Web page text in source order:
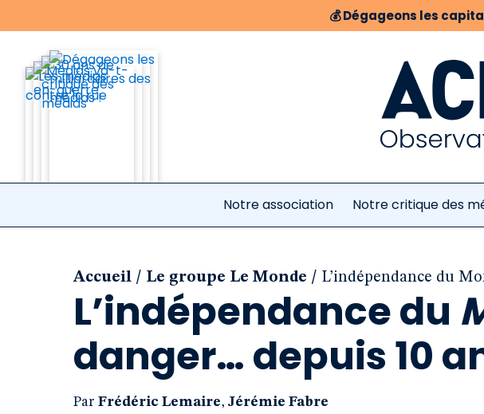
💰Dégageons les
Notre association Notre critique des
Accueil / Le groupe Le Monde / L’indépendance du
L’indépendance du
danger… depuis 10
Par Frédéric Lemaire, Jérémie Fabre